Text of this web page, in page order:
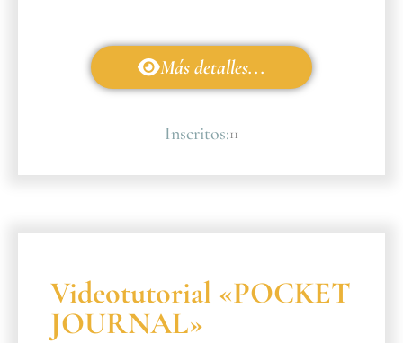
Más detalles...
Inscritos:11
Videotutorial «POCKET
JOURNAL»